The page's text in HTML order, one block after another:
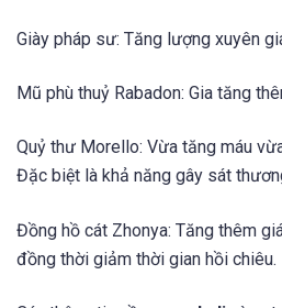
Giày pháp sư: Tăng lượng xuyên
Mũ phù thuỷ Rabadon: Gia tăng
Quỷ thư Morello: Vừa tăng máu
Đặc biệt là khả năng gây sát
Đồng hồ cát Zhonya: Tăng thêm
đồng thời giảm thời gian hồi chiêu.